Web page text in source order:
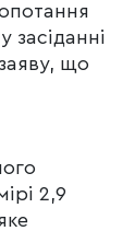
засіданні
що
2,9